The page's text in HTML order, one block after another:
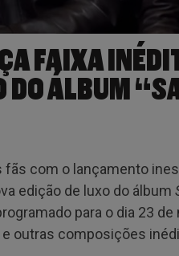
FAIXA
DO ÁLBUM
fãs com o lançamento
edição de luxo do álbum
para o dia 23
outras composições